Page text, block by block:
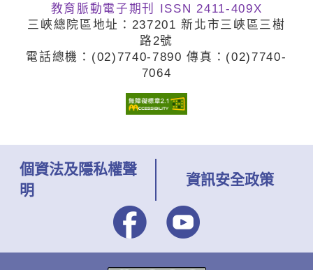
操作步驟、關鍵技術與自我檢核
表。書中亦提出四層次服務類型與
三種合作模式，協助場域與學校深
化互動，共同實踐優質的戶外教
教育脈動電子期刊 ISSN 2411-409X
三峽總院區地址：237201 新北市三峽區三樹
路2號
電話總機：(02)7740-7890 傳真：(02)7740-
7064
個資法及隱私權聲
明
資訊安全政策